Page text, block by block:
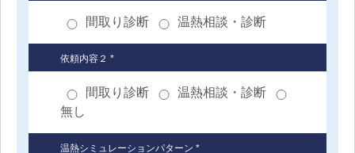
間取り診断 温熱相談・診断
依頼内容２ *
間取り診断
温熱相談・診断
無し
温熱シミュレーションパターン *